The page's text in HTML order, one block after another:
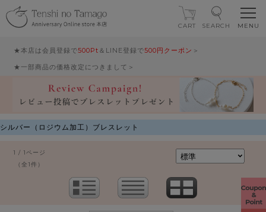
★本店は会員登録で500Pt ＆LINE登録で500円クーポン ＞
★一部商品の価格改定につきまして＞
CART SEARCH
シルバー（ロジウム加工）ブレスレット
1 / 1ページ
（全1件）